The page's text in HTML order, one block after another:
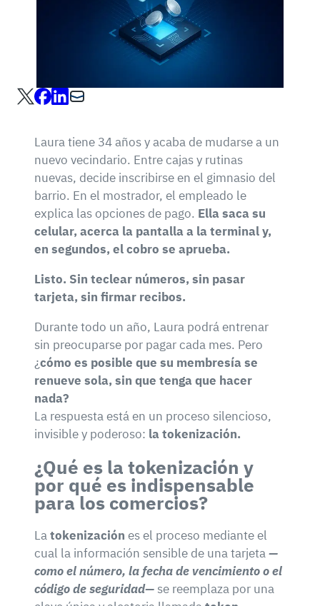
Laura tiene 34 años y acaba de mudarse a un
nuevo vecindario. Entre cajas y rutinas
nuevas, decide inscribirse en el gimnasio del
barrio. En el mostrador, el empleado le
explica las opciones de pago. Ella saca su
celular, acerca la pantalla a la terminal y,
en segundos, el cobro se aprueba.
Listo. Sin teclear números, sin pasar
tarjeta, sin firmar recibos.
Durante todo un año, Laura podrá entrenar
sin preocuparse por pagar cada mes. Pero
¿cómo es posible que su membresía se
renueve sola, sin que tenga que hacer
nada?
La respuesta está en un proceso silencioso,
invisible y poderoso: la tokenización.
¿Qué es la tokenización y
por qué es indispensable
para los comercios?
Latokenización es el proceso mediante el
cual la información sensible de una tarjeta—
como el número, la fecha de vencimiento o el
código de seguridad— se reemplaza por una